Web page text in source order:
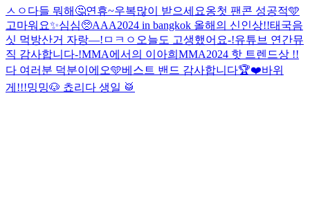
ㅅㅇ 다들 뭐해🤔연휴~우복많이 받으세요옹첫 팬콘 성공적🩵
고마워요✨심심🥺AAA2024 in bangkok 올해의 신인상!!태국음
싯 먹방산거 자랑—! ㅁㅋㅇ 오늘도 고생했어요-!유튜브 연간뮤
직 감사합니다-!MMA에서의 이아희 MMA2024 핫 트렌드상 !!
다 여러분 덕분이에오🩵베스트 밴드 감사합니다🏆❤️바위
게!!!밍밍🐶 쵸리다 생일 🥁